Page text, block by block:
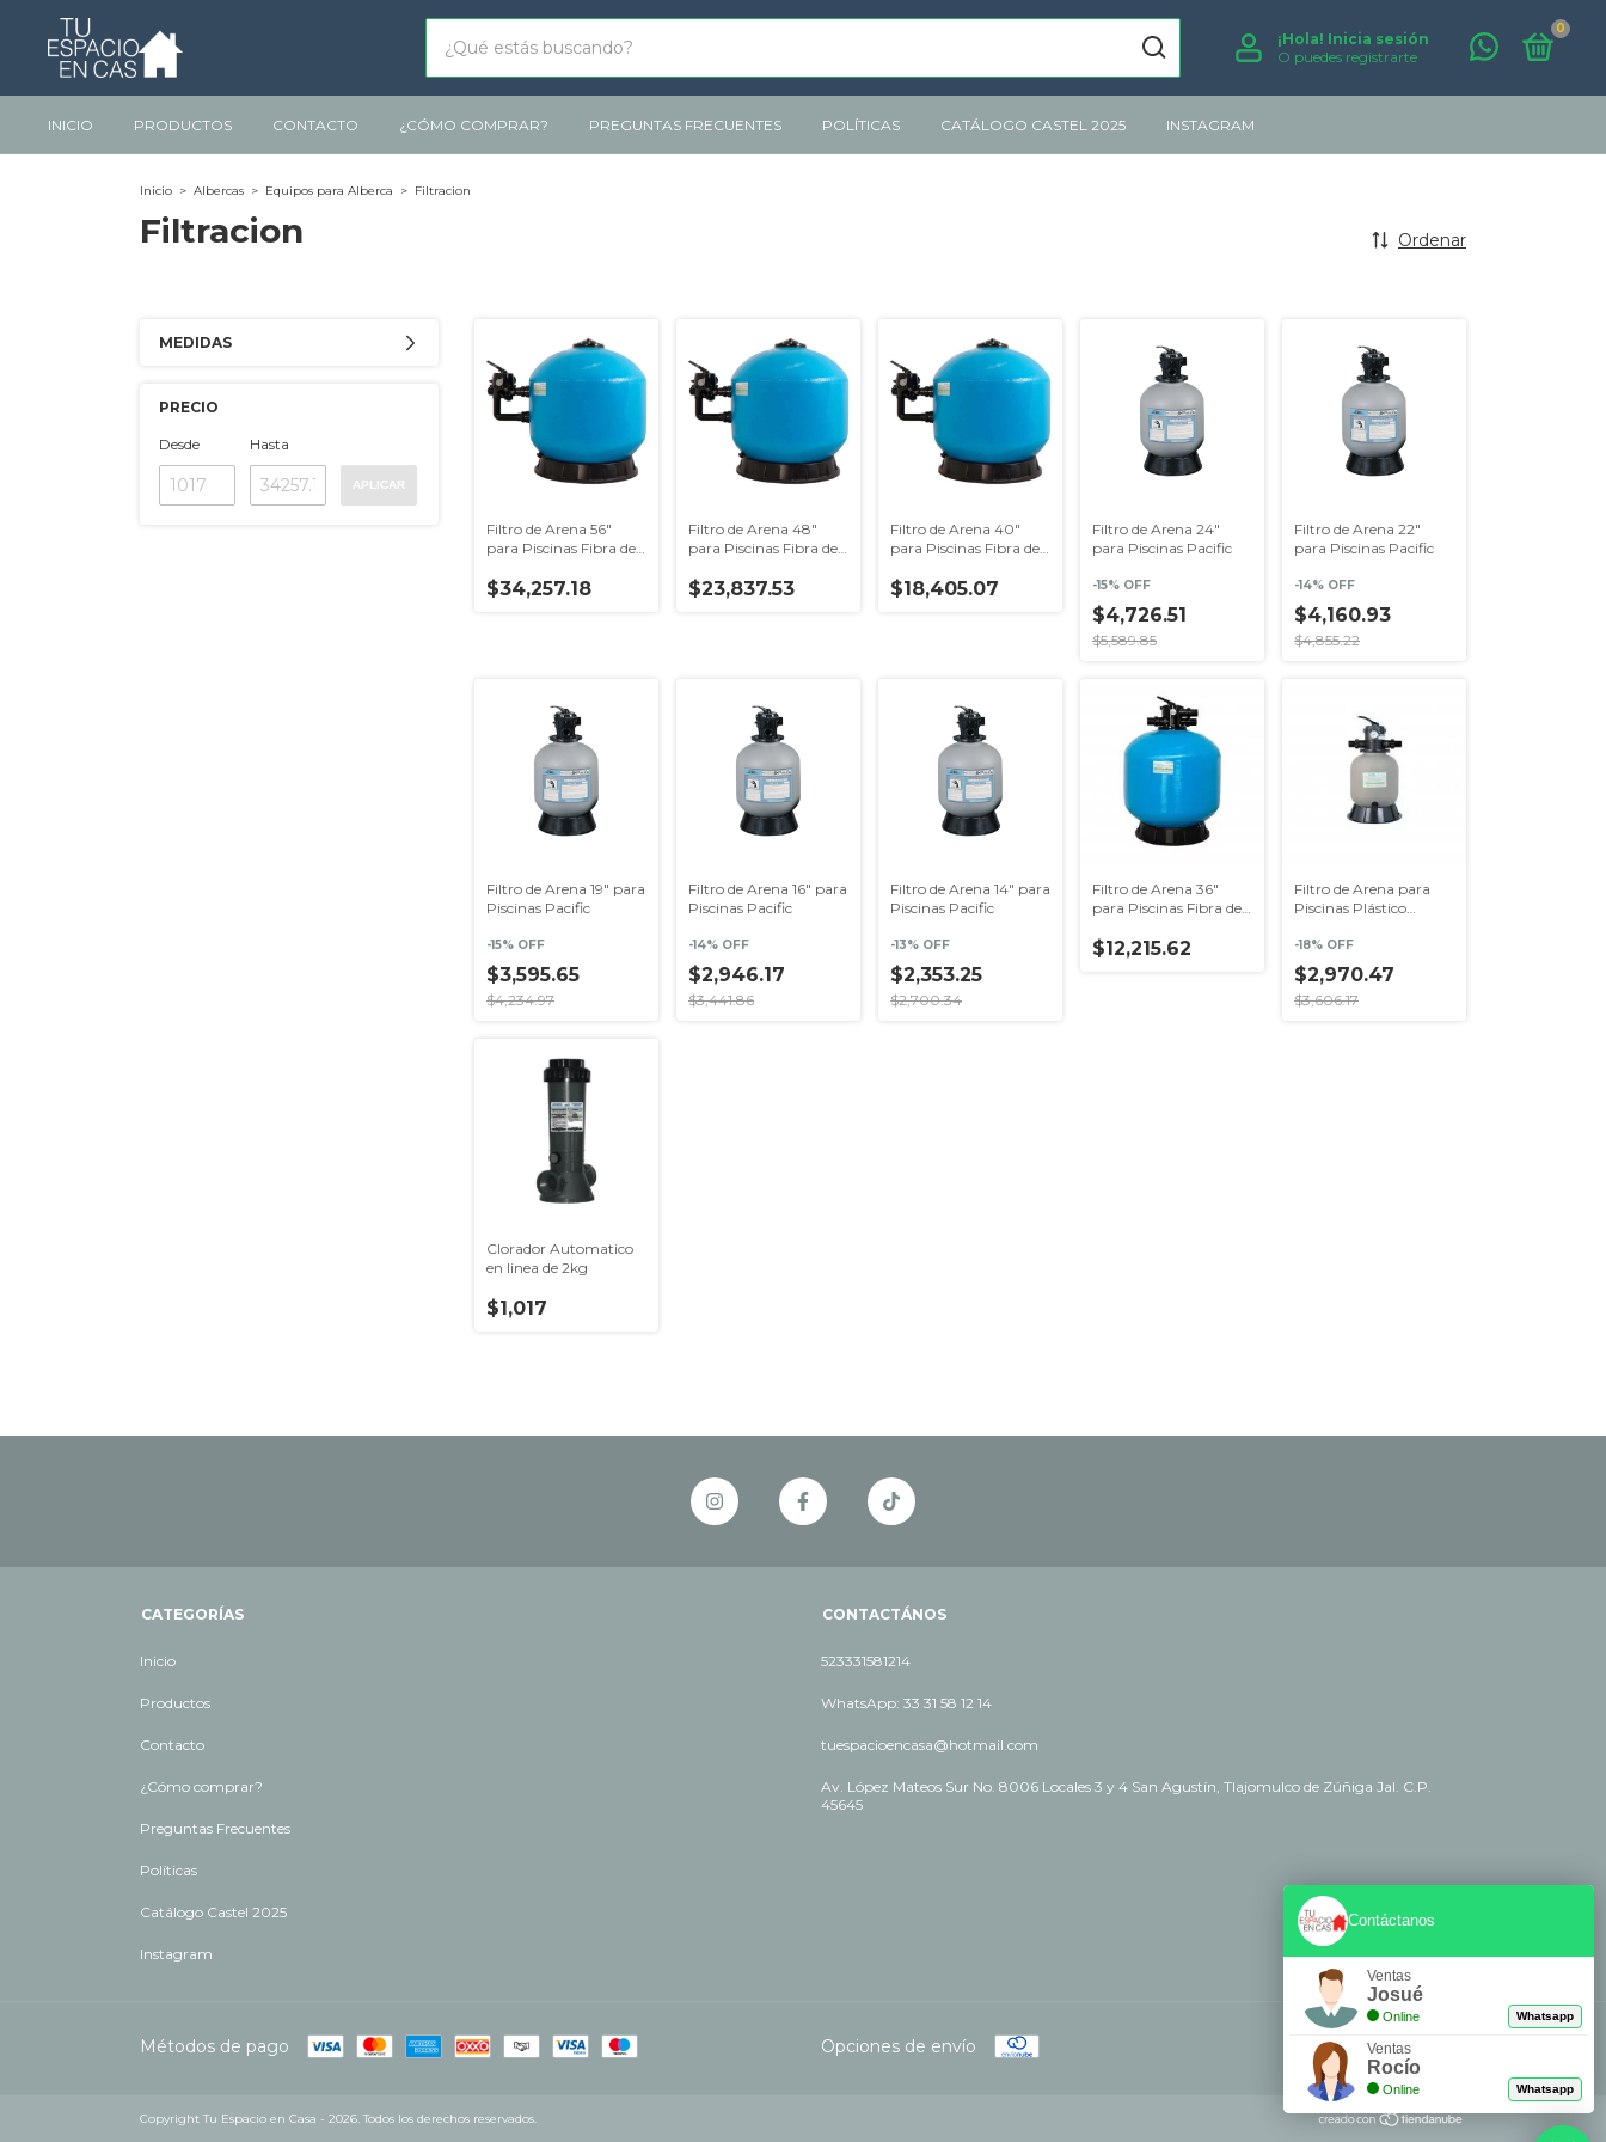
¡Hola! Inicia sesión
O puedes registrarte
0
INICIO PRODUCTOS CONTACTO ¿CÓMO COMPRAR? PREGUNTAS FRECUENTES POLÍTICAS CATÁLOGO CASTEL 2025 INSTAGRAM
Inicio > Albercas > Equipos para Alberca > Filtracion
Filtracion Ordenar
MEDIDAS
PRECIO
Desde Hasta
APLICAR
Filtro de Arena 56"
para Piscinas Fibra de
$34,257.18
Filtro de Arena 48"
para Piscinas Fibra de
$23,837.53
Filtro de Arena 40"
para Piscinas Fibra de
$18,405.07
Filtro de Arena 24"
para Piscinas Pacific
-15% OFF
$4,726.51
$5,589.85
Filtro de Arena 22"
para Piscinas Pacific
-14% OFF
$4,160.93
$4,855.22
Filtro de Arena 19" para
Piscinas Pacific
-15% OFF
$3,595.65
$4,234.97
Filtro de Arena 16" para
Piscinas Pacific
-14% OFF
$2,946.17
$3,441.86
Filtro de Arena 14" para
Piscinas Pacific
-13% OFF
$2,353.25
$2,700.34
Filtro de Arena 36"
para Piscinas Fibra de
$12,215.62
Filtro de Arena para
Piscinas Plástico
-18% OFF
$2,970.47
$3,606.17
Clorador Automatico
en linea de 2kg
$1,017
CATEGORÍAS
Inicio
Productos
Contacto
¿Cómo comprar?
Preguntas Frecuentes
Políticas
Catálogo Castel 2025
Instagram
CONTACTÁNOS
523331581214
WhatsApp: 33 31 58 12 14
tuespacioencasa@hotmail.com
Av. López Mateos Sur No. 8006 Locales 3 y 4 San Agustín, Tlajomulco de Zúñiga Jal. C.P.
45645
Métodos de pago Opciones de envío
Copyright Tu Espacio en Casa - 2026. Todos los derechos reservados.
Contáctanos
Ventas
Josué
Online Whatsapp
Ventas
Rocío
Online Whatsapp